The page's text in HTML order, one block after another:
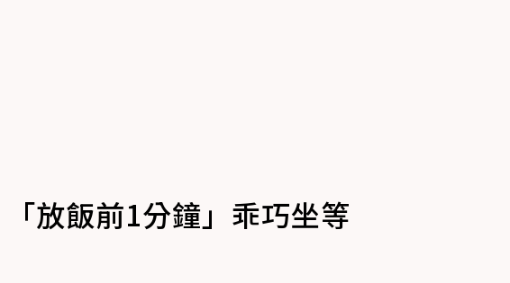
放飯前1分鐘」乖巧坐等